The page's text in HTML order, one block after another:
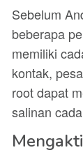
Sebelum
beberapa
memiliki
kontak,
root dapat
salinan